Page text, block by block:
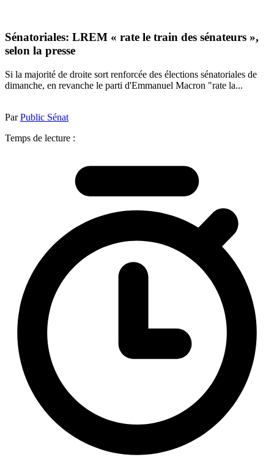
Sénatoriales: LREM « rate le train des sénateurs »,
selon la presse
Si la majorité de droite sort renforcée des élections sénatoriales de
dimanche, en revanche le parti d'Emmanuel Macron "rate la...
ParPublic Sénat
Temps de lecture :